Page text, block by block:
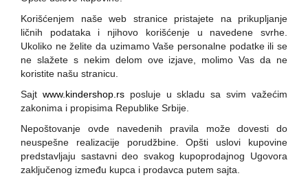
Korišćenjem naše web stranice pristajete na prikupljanje
ličnih podataka i njihovo korišćenje u navedene svrhe.
Ukoliko ne želite da uzimamo Vaše personalne podatke ili se
ne slažete s nekim delom ove izjave, molimo Vas da ne
koristite našu stranicu.
Sajt www.kindershop.rsposluje u skladu sa svim važećim
zakonima i propisima Republike Srbije.
Nepoštovanje ovde navedenih pravila može dovesti do
neuspešne realizacije porudžbine. Opšti uslovi kupovine
predstavljaju sastavni deo svakog kupoprodajnog Ugovora
zaključenog između kupca i prodavca putem sajta.